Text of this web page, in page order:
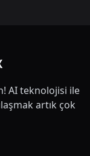
AI teknolojisi ile
artık çok